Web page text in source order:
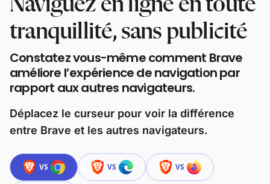
Naviguez en ligne en toute
tranquillité, sans publicité
Constatez vous-même comment Brave
améliore l’expérience de navigation par
rapport aux autres navigateurs.
Déplacez le curseur pour voir la différence
entre Brave et les autres navigateurs.
VS VS VS